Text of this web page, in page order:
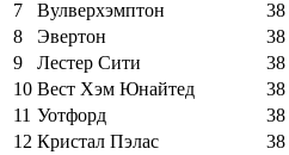
7
Вулверхэмптон 38
8
Эвертон 38
9
Лестер Сити 38
10 Вест Хэм Юнайтед 38
11 Уотфорд 38
12 Кристал Пэлас 38